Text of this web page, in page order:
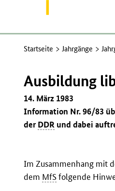
Startseite Jahrgänge
Ausbildung
14. März 1983
Information Nr. 96/83
derDDR und dabei
Im Zusammenhang mit
dem MfSfolgende